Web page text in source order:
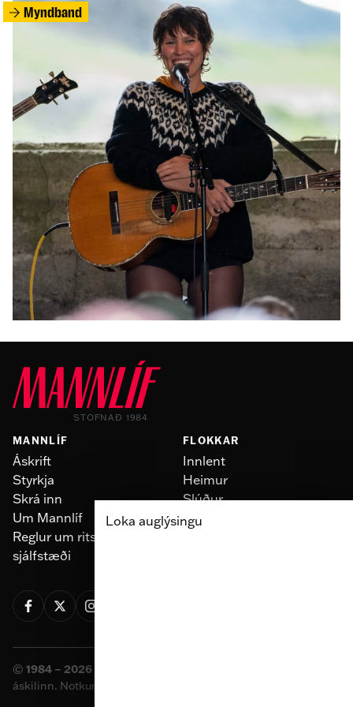
Myndband
FÓLK
Landsliðskonan Berglind Björg eignaðist sitt
annað barn
STOFNAÐ 1984
MANNLÍF
Áskrift
Styrkja
Skrá inn
Um Mannlíf
Reglur um ritstjórnarlegt
sjálfstæði
FLOKKAR
Innlent
Heimur
Slúður
Skoðun
© 1984 – 2026 Sameinaða útgáfufélagið ehf.
áskilinn. Notkun á efni miðilsins er óheimil án samþykkis.
Loka auglýsingu